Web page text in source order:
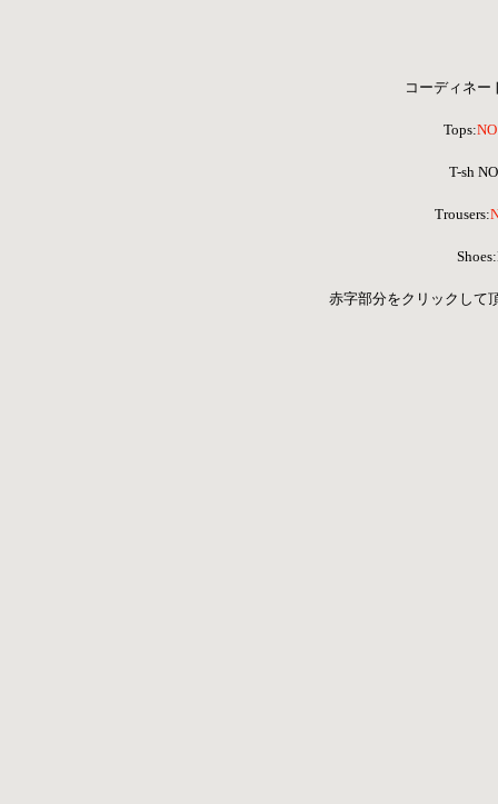
コーディネ
Tops:
T-sh
Trousers:
赤字部分をクリックして